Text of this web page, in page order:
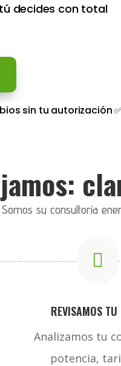
decides con total
sin tu autorización
Somos su consultoría

REVISAMOS TU
Analizamos tu
potencia,